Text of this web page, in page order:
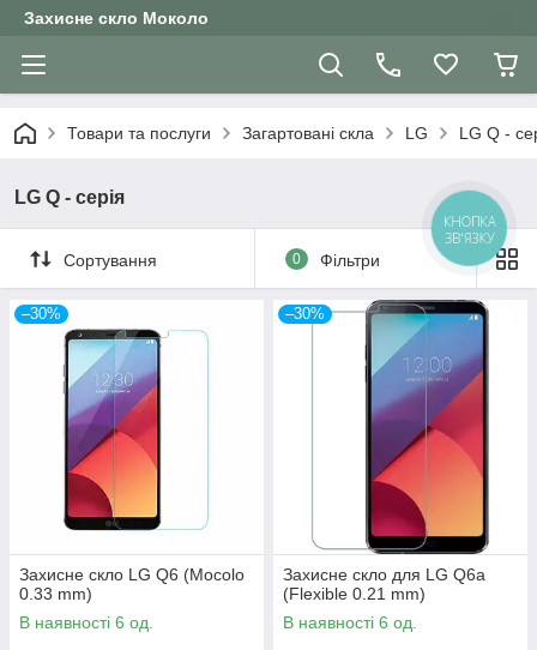
Захисне скло Moколо
Товари та послуги Загартовані скла LG LG Q -
LG Q - серія
Сортування 0 Фільтри
–30%
Захисне скло LG Q6 (Mocolo
0.33 mm)
В наявності 6 од.
–30%
Захисне скло для LG Q6a
(Flexible 0.21 mm)
В наявності 6 од.
КНОПКА
ЗВ'ЯЗКУ